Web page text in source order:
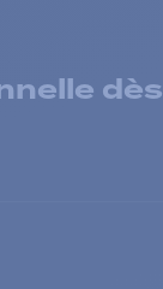
dès